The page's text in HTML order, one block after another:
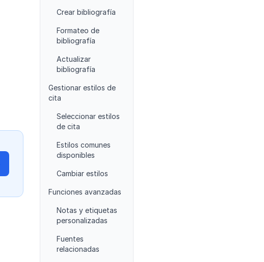
Crear bibliografía
Formateo de
bibliografía
Actualizar
bibliografía
Gestionar estilos de
cita
Seleccionar estilos
de cita
Estilos comunes
disponibles
Cambiar estilos
Funciones avanzadas
Notas y etiquetas
personalizadas
Fuentes
relacionadas